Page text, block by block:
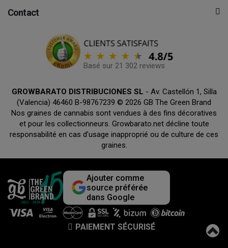
Contact
Basé sur 21 302 reviews
GROWBARATO DISTRIBUCIONES SL - Av. Castellón 1, Silla
(Valencia) 46460 B-98767239 © 2026 GB The Green Brand
Nos graines de cannabis sont vendues à des fins décoratives
et pour les collectionneurs. Growbarato.net décline toute
responsabilité en cas d’usage inapproprié ou de culture de ces
graines.
Ajouter comme
source préférée
dans Google
PAIEMENT SÉCURISÉ